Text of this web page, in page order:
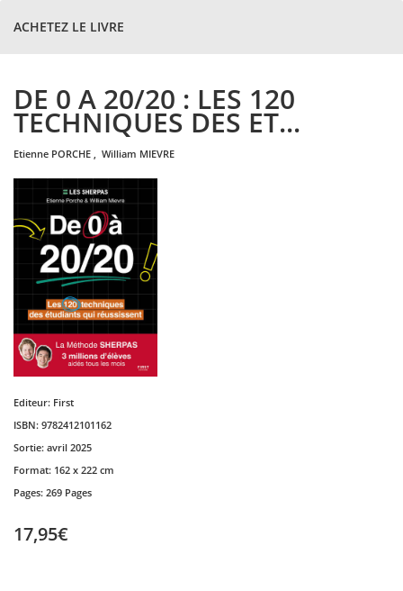
ACHETEZ LE LIVRE
DE 0 A 20/20 : LES 120
TECHNIQUES DES ET...
etienne PORCHE , william MIEVRE
Editeur: First
ISBN: 9782412101162
Sortie: avril 2025
Format: 162 x 222 cm
Pages: 269 Pages
17,95€